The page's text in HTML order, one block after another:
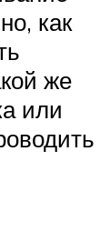
как
же
или